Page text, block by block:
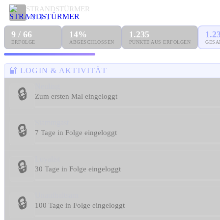
STRANDSTÜRMER
[<$T$>]
9 / 66
ERFOLGE
14%
ABGESCHLOSSEN
1.235
PUNKTE AUS ERFOLGEN
🔐 LOGIN & AKTIVITÄT
🔒 Zum ersten Mal eingeloggt
🔒 7 Tage in Folge eingeloggt
🔒 30 Tage in Folge eingeloggt
🔒 100 Tage in Folge eingeloggt